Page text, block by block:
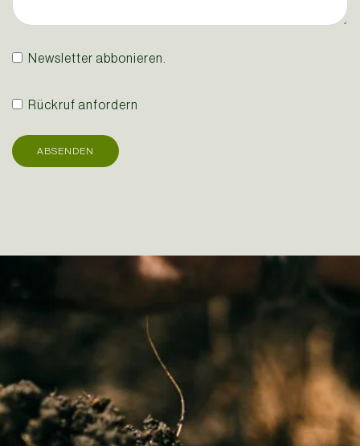
Newsletter abbonieren.
Rückruf anfordern
ABSENDEN